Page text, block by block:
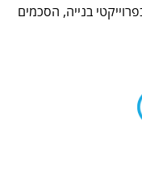
בנייה, הסכמים